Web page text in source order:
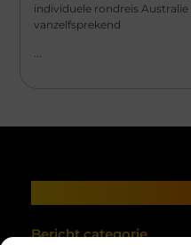
individuele rondreis
vanzelfsprekend
Bericht categorie